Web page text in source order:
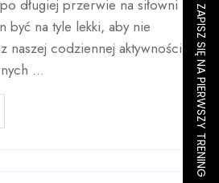
długiej przerwie na siłowni
być na tyle lekki, aby nie
naszej codziennej aktywności.
...
ZAPISZ SIĘ NA PIERWSZY TRENING